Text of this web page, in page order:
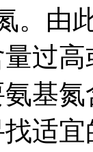
。由
过
基
适